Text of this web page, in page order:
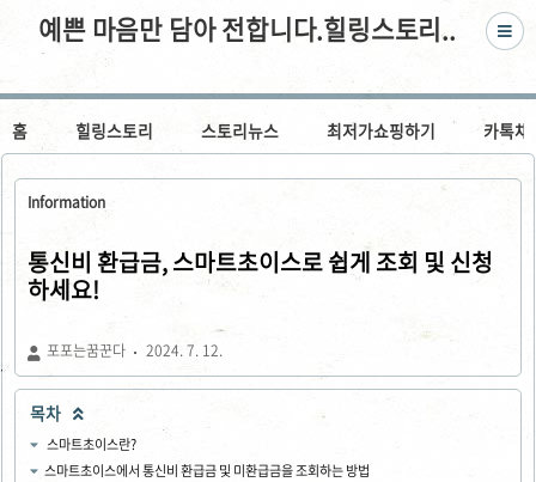
예쁜 마음만 담아 전합니다.힐링스토리..
홈 힐링스토리 스토리뉴스 최저가쇼핑하기 카톡채
Information
통신비 환급금, 스마트초이스로 쉽게 조회 및 신청
하세요!
포포는꿈꾼다 2024. 7. 12.
목차 
스마트초이스란?
스마트초이스에서 통신비 환급금 및 미환급금을 조회하는 방법